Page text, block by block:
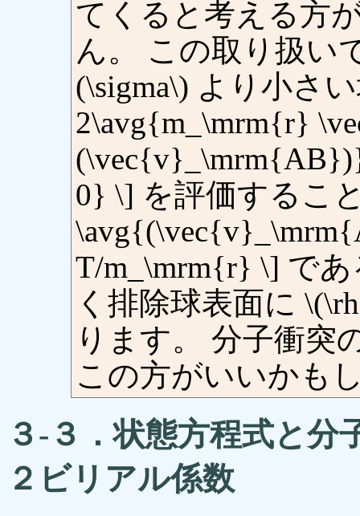
てくると考える方
ん。 この取り扱い
(\sigma\) より小さ
2\avg{m_\mrm{r}
0} \] を評価するこ
T/m_\mrm{r} \] で
く排除球表面に
ります。 分子衝突
この方がいいかも
３-３．状態方程式と分
２ビリアル係数